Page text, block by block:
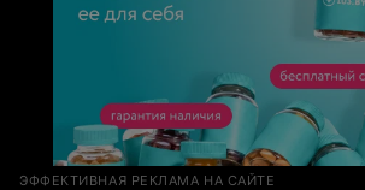
ЭФФЕКТИВНАЯ РЕКЛАМА НА САЙТЕ